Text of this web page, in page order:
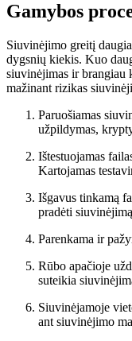
Gamybos
Siuvinėjimo greitį
dygsnių kiekis. Kuo
siuvinėjimas ir brangiau
mažinant rizikas
Paruošiamas
užpildymas,
Ištestuojamas
Kartojamas
Išgavus tinkamą
pradėti
Parenkama ir
Rūbo apačioje
suteikia
Siuvinėjamoje
ant siuvinėjimo